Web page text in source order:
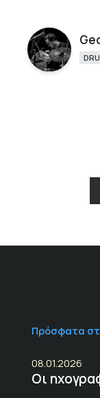
Πρόσφατα
08.01.2026
Οι